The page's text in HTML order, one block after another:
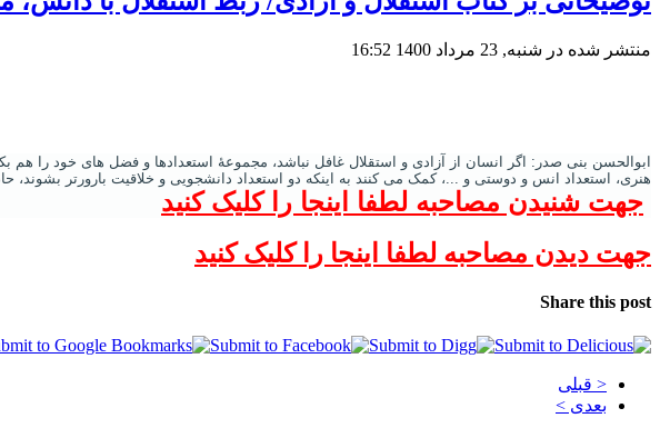
منتشر شده در شنبه, 23 مرداد 1400 16:52
ابوالحسن بنی صدر: اگر انسان از آزادی و استقلال غافل نباشد، مجموعۀ استعدادها و فضل های خود را هم
هنری، استعداد انس و دوستی و ...، کمک می کنند به اینکه دو استعداد دانشجویی و خلاقیت بارورتر بشوند،
جهت شنیدن مصاحبه لطفا اینجا را کلیک کنید
جهت دیدن مصاحبه لطفا اینجا را کلیک کنید
Share this post
< قبلی
بعدی >